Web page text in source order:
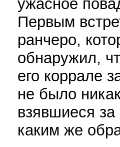
ужасное
Первым
ранчеро,
обнаружил,
его коррале
не было
взявшиеся
каким же